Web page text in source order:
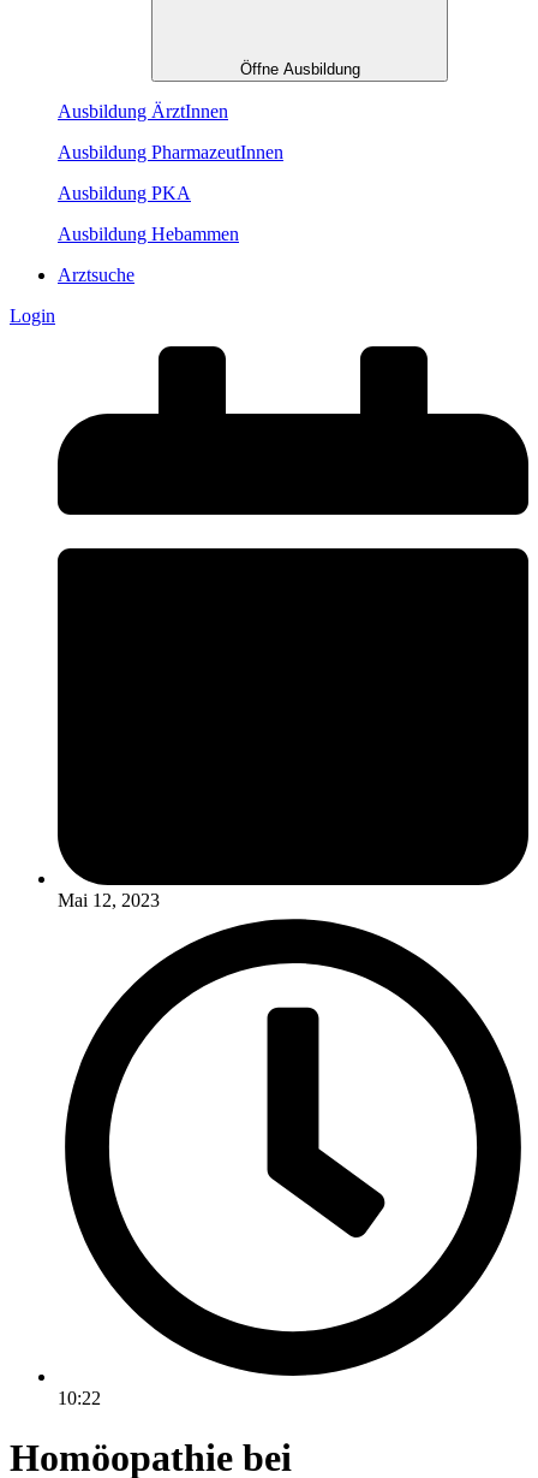
Öffne Ausbildung
Ausbildung ÄrztInnen
Ausbildung PharmazeutInnen
Ausbildung PKA
Ausbildung Hebammen
Arztsuche
Login
Mai 12, 2023
10:22
Homöopathie bei